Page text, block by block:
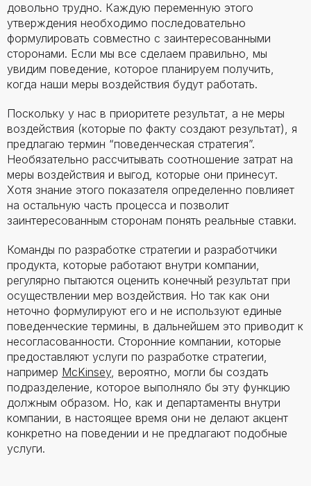
довольно трудно. Каждую переменную этого
утверждения необходимо последовательно
формулировать совместно с заинтересованными
сторонами. Если мы все сделаем правильно, мы
увидим поведение, которое планируем получить,
когда наши меры воздействия будут работать.
Поскольку у нас в приоритете результат, а не меры
воздействия (которые по факту создают результат), я
предлагаю термин “поведенческая стратегия”.
Необязательно рассчитывать соотношение затрат на
меры воздействия и выгод, которые они принесут.
Хотя знание этого показателя определенно повлияет
на остальную часть процесса и позволит
заинтересованным сторонам понять реальные ставки.
Команды по разработке стратегии и разработчики
продукта, которые работают внутри компании,
регулярно пытаются оценить конечный результат при
осуществлении мер воздействия. Но так как они
неточно формулируют его и не используют единые
поведенческие термины, в дальнейшем это приводит к
несогласованности. Сторонние компании, которые
предоставляют услуги по разработке стратегии,
например McKinsey, вероятно, могли бы создать
подразделение, которое выполняло бы эту функцию
должным образом. Но, как и департаменты внутри
компании, в настоящее время они не делают акцент
конкретно на поведении и не предлагают подобные
услуги.